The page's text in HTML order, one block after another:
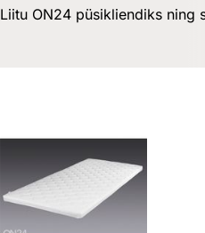
Liitu ON24 püsikliendiks ning